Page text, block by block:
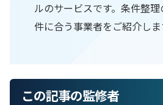
ルのサービスです。条件整
件に合う事業者をご紹介しま
この記事の監修者